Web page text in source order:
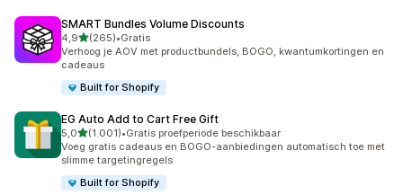
SMART Bundles Volume Discounts
4,9van 5 sterren
(265)
265 recensies in totaal
•Gratis
Verhoog je AOV met productbundels, BOGO, kwantumkortingen en
cadeaus
Built for Shopify
EG Auto Add to Cart Free Gift
5,0van 5 sterren
(1.001)
1001 recensies in totaal
•Gratis proefperiode beschikbaar
Voeg gratis cadeaus en BOGO-aanbiedingen automatisch toe met
slimme targetingregels
Built for Shopify